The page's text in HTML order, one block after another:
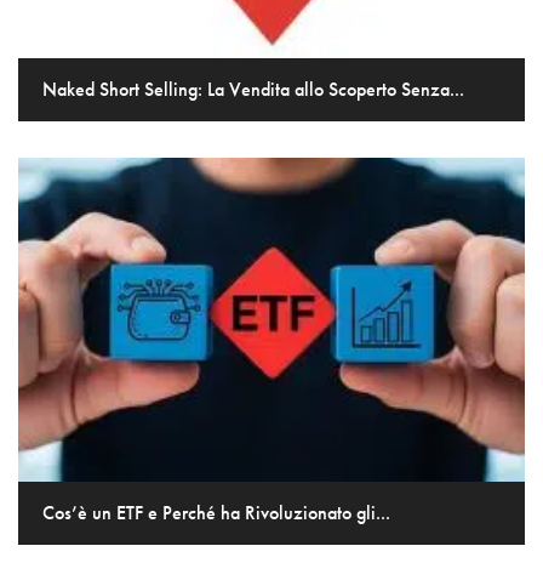
Naked Short Selling: La Vendita allo Scoperto Senza...
Cos’è un ETF e Perché ha Rivoluzionato gli...